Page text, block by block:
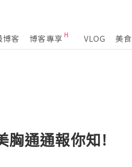
博客 博客專享 VLOG 美食
胸通通報你知!